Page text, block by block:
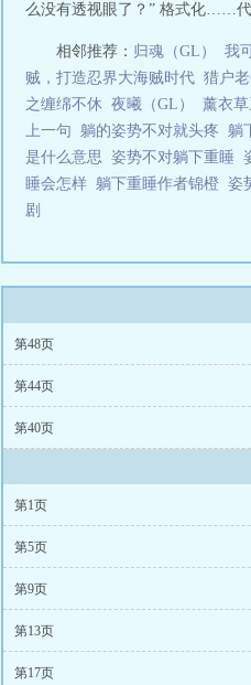
么没有透视眼了？” 格式化……代
相邻推荐： 归魂（GL） 我
贼，打造忍界大海贼时代 猎户
之缠绵不休 夜曦（GL） 薰衣
上一句 躺的姿势不对就头疼 躺
是什么意思 姿势不对躺下重睡
睡会怎样 躺下重睡作者锦橙 姿
剧
第48页
第44页
第40页
第1页
第5页
第9页
第13页
第17页